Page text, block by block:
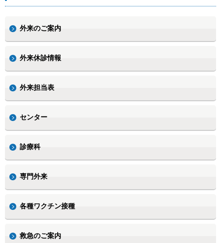
外来のご案内
外来休診情報
外来担当表
センター
診療科
専門外来
各種ワクチン接種
救急のご案内